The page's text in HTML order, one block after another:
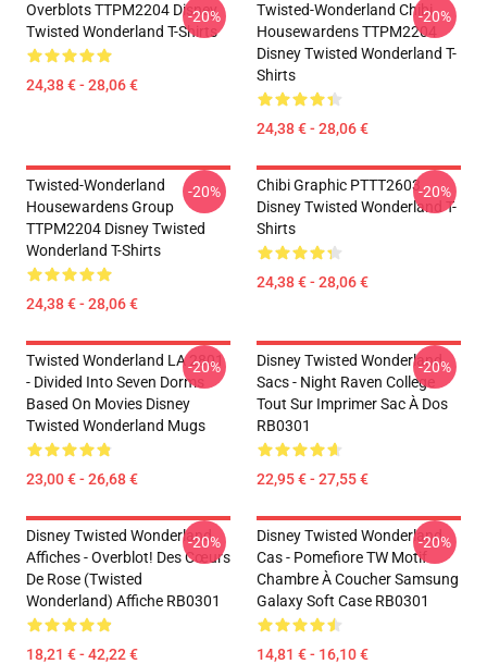
Overblots TTPM2204 Disney
Twisted Wonderland T-Shirts
24,38 € - 28,06 €
-20%
Twisted-Wonderland Chibi
Housewardens TTPM2204
Disney Twisted Wonderland T-
Shirts
24,38 € - 28,06 €
-20%
Twisted-Wonderland
Housewardens Group
TTPM2204 Disney Twisted
Wonderland T-Shirts
24,38 € - 28,06 €
-20%
Chibi Graphic PTTT2603
Disney Twisted Wonderland T-
Shirts
24,38 € - 28,06 €
-20%
Twisted Wonderland LA 2801
- Divided Into Seven Dorms
Based On Movies Disney
Twisted Wonderland Mugs
23,00 € - 26,68 €
-20%
Disney Twisted Wonderland
Sacs - Night Raven College
Tout Sur Imprimer Sac À Dos
RB0301
22,95 € - 27,55 €
-20%
Disney Twisted Wonderland
Affiches - Overblot! Des Cœurs
De Rose (Twisted
Wonderland) Affiche RB0301
18,21 € - 42,22 €
-20%
Disney Twisted Wonderland
Cas - Pomefiore TW Motif
Chambre À Coucher Samsung
Galaxy Soft Case RB0301
14,81 € - 16,10 €
-20%